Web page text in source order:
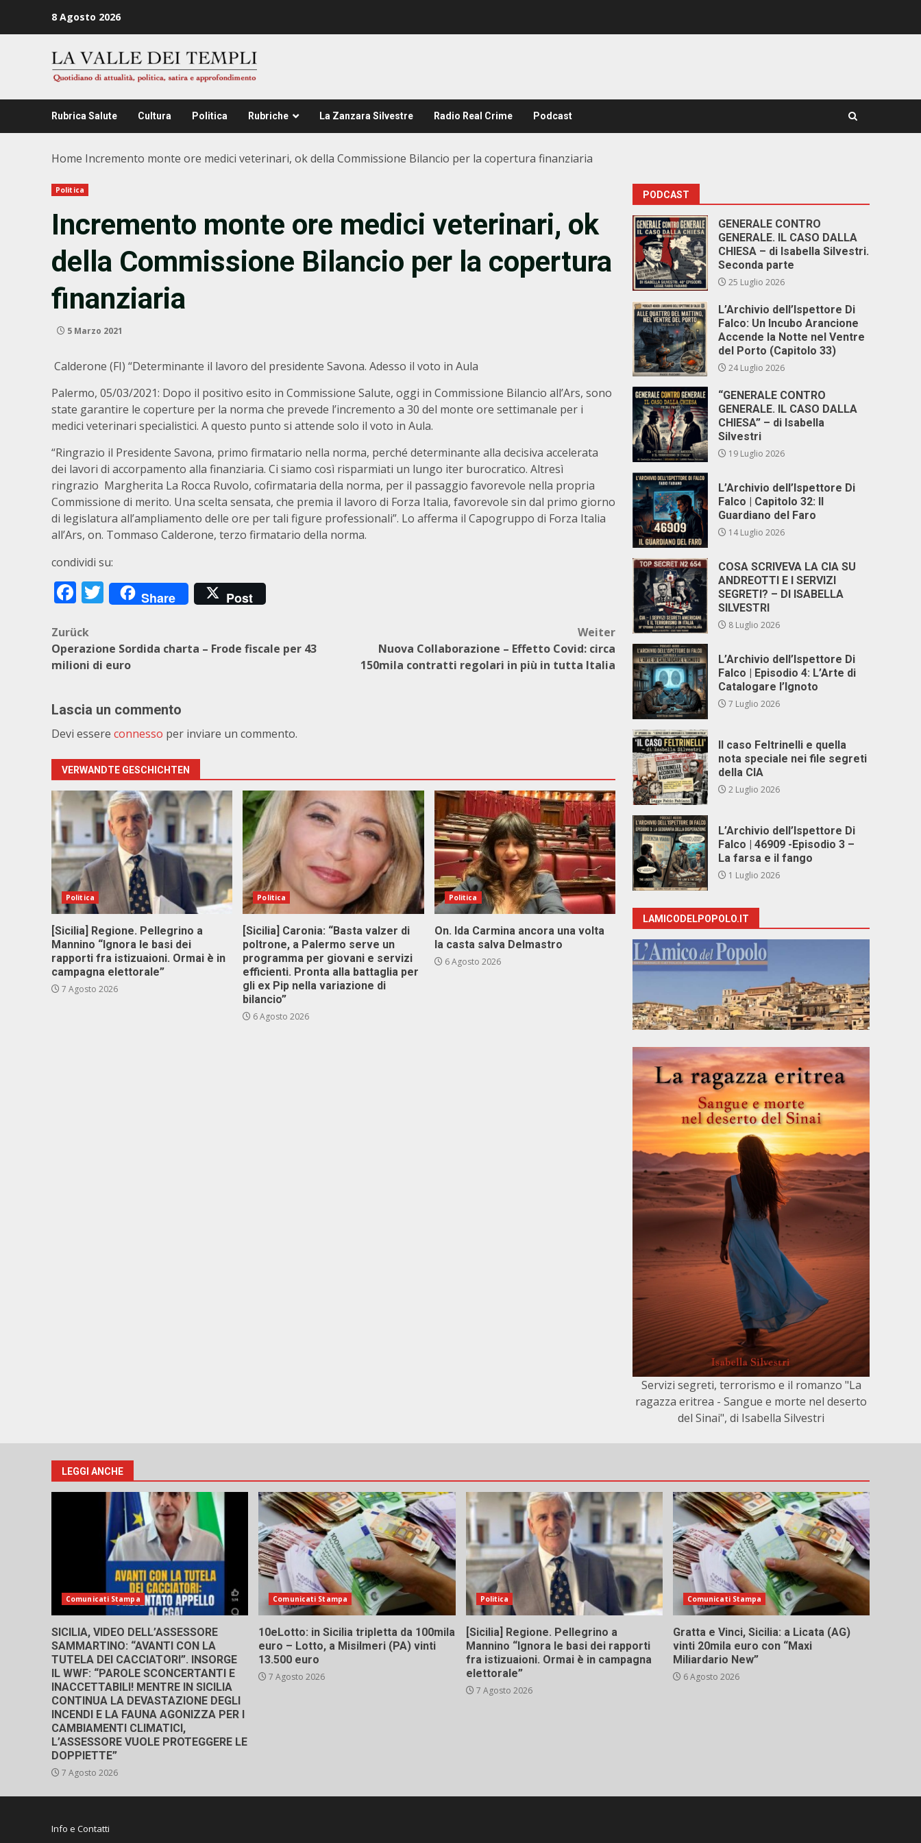
8 Agosto 2026
Rubrica Salute Cultura Politica Rubriche La Zanzara Silvestre Radio Real Crime Podcast
Home Incremento monte ore medici veterinari, ok della Commissione Bilancio per la copertura finanziaria
Politica
Incremento monte ore medici veterinari, ok
della Commissione Bilancio per la copertura
finanziaria
5 Marzo 2021
Calderone (FI) “Determinante il lavoro del presidente Savona. Adesso il voto in Aula
Palermo, 05/03/2021: Dopo il positivo esito in Commissione Salute, oggi in Commissione Bilancio all’Ars, sono
state garantire le coperture per la norma che prevede l’incremento a 30 del monte ore settimanale per i
medici veterinari specialistici. A questo punto si attende solo il voto in Aula.
“Ringrazio il Presidente Savona, primo firmatario nella norma, perché determinante alla decisiva accelerata
dei lavori di accorpamento alla finanziaria. Ci siamo così risparmiati un lungo iter burocratico. Altresì
ringrazio Margherita La Rocca Ruvolo, cofirmataria della norma, per il passaggio favorevole nella propria
Commissione di merito. Una scelta sensata, che premia il lavoro di Forza Italia, favorevole sin dal primo giorno
di legislatura all’ampliamento delle ore per tali figure professionali”. Lo afferma il Capogruppo di Forza Italia
all’Ars, on. Tommaso Calderone, terzo firmatario della norma.
condividi su:
Facebook
Twitter
Share Post
Beitragsnavigation
Zurück
Operazione Sordida charta – Frode fiscale per 43
milioni di euro
Weiter
Nuova Collaborazione – Effetto Covid: circa
150mila contratti regolari in più in tutta Italia
Lascia un commento
Devi essere connesso per inviare un commento.
VERWANDTE GESCHICHTEN
Politica
[Sicilia] Regione. Pellegrino a
Mannino “Ignora le basi dei
rapporti fra istizuaioni. Ormai è in
campagna elettorale”
7 Agosto 2026
Politica
[Sicilia] Caronia: “Basta valzer di
poltrone, a Palermo serve un
programma per giovani e servizi
efficienti. Pronta alla battaglia per
gli ex Pip nella variazione di
bilancio”
6 Agosto 2026
Politica
On. Ida Carmina ancora una volta
la casta salva Delmastro
6 Agosto 2026
PODCAST
GENERALE CONTRO
GENERALE. IL CASO DALLA
CHIESA – di Isabella Silvestri.
Seconda parte
25 Luglio 2026
L’Archivio dell’Ispettore Di
Falco: Un Incubo Arancione
Accende la Notte nel Ventre
del Porto (Capitolo 33)
24 Luglio 2026
“GENERALE CONTRO
GENERALE. IL CASO DALLA
CHIESA” – di Isabella
Silvestri
19 Luglio 2026
L’Archivio dell’Ispettore Di
Falco | Capitolo 32: Il
Guardiano del Faro
14 Luglio 2026
COSA SCRIVEVA LA CIA SU
ANDREOTTI E I SERVIZI
SEGRETI? – DI ISABELLA
SILVESTRI
8 Luglio 2026
L’Archivio dell’Ispettore Di
Falco | Episodio 4: L’Arte di
Catalogare l’Ignoto
7 Luglio 2026
Il caso Feltrinelli e quella
nota speciale nei file segreti
della CIA
2 Luglio 2026
L’Archivio dell’Ispettore Di
Falco | 46909 -Episodio 3 –
La farsa e il fango
1 Luglio 2026
LAMICODELPOPOLO.IT
Servizi segreti, terrorismo e il romanzo "La
ragazza eritrea - Sangue e morte nel deserto
del Sinai", di Isabella Silvestri
LEGGI ANCHE
Comunicati Stampa
SICILIA, VIDEO DELL’ASSESSORE
SAMMARTINO: “AVANTI CON LA
TUTELA DEI CACCIATORI”. INSORGE
IL WWF: “PAROLE SCONCERTANTI E
INACCETTABILI! MENTRE IN SICILIA
CONTINUA LA DEVASTAZIONE DEGLI
INCENDI E LA FAUNA AGONIZZA PER I
CAMBIAMENTI CLIMATICI,
L’ASSESSORE VUOLE PROTEGGERE LE
DOPPIETTE”
7 Agosto 2026
Comunicati Stampa
10eLotto: in Sicilia tripletta da 100mila
euro – Lotto, a Misilmeri (PA) vinti
13.500 euro
7 Agosto 2026
Politica
[Sicilia] Regione. Pellegrino a
Mannino “Ignora le basi dei rapporti
fra istizuaioni. Ormai è in campagna
elettorale”
7 Agosto 2026
Comunicati Stampa
Gratta e Vinci, Sicilia: a Licata (AG)
vinti 20mila euro con “Maxi
Miliardario New”
6 Agosto 2026
Info e Contatti